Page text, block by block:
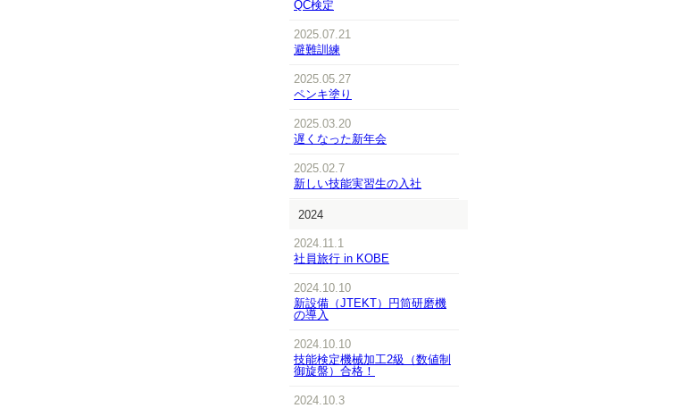
QC検定
2025.07.21
避難訓練
2025.05.27
ペンキ塗り
2025.03.20
遅くなった新年会
2025.02.7
新しい技能実習生の入社
2024
2024.11.1
社員旅行 in KOBE
2024.10.10
新設備（JTEKT）円筒研磨機
の導入
2024.10.10
技能検定機械加工2級（数値制
御旋盤）合格！
2024.10.3